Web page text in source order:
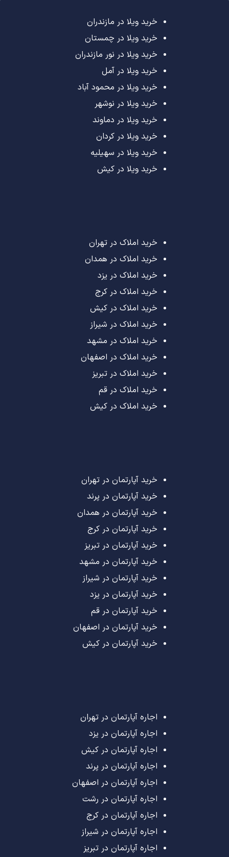
خرید ویلا در مازندران
خرید ویلا در چمستان
خرید ویلا در نور مازندران
خرید ویلا در آمل
خرید ویلا در محمود آباد
خرید ویلا در نوشهر
خرید ویلا در دماوند
خرید ویلا در کردان
خرید ویلا در سهیلیه
خرید ویلا در کیش
خرید املاک در تهران
خرید املاک در همدان
خرید املاک در یزد
خرید املاک در کرج
خرید املاک در کیش
خرید املاک در شیراز
خرید املاک در مشهد
خرید املاک در اصفهان
خرید املاک در تبریز
خرید املاک در قم
خرید املاک در کیش
خرید آپارتمان در تهران
خرید آپارتمان در پرند
خرید آپارتمان در همدان
خرید آپارتمان در کرج
خرید آپارتمان در تبریز
خرید آپارتمان در مشهد
خرید آپارتمان در شیراز
خرید آپارتمان در یزد
خرید آپارتمان در قم
خرید آپارتمان در اصفهان
خرید آپارتمان در کیش
اجاره آپارتمان در تهران
اجاره آپارتمان در یزد
اجاره آپارتمان در کیش
اجاره آپارتمان در پرند
اجاره آپارتمان در اصفهان
اجاره آپارتمان در رشت
اجاره آپارتمان در کرج
اجاره آپارتمان در شیراز
اجاره آپارتمان در تبریز